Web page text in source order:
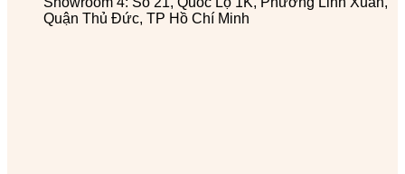
Quận Thủ Đức, TP Hồ Chí Minh